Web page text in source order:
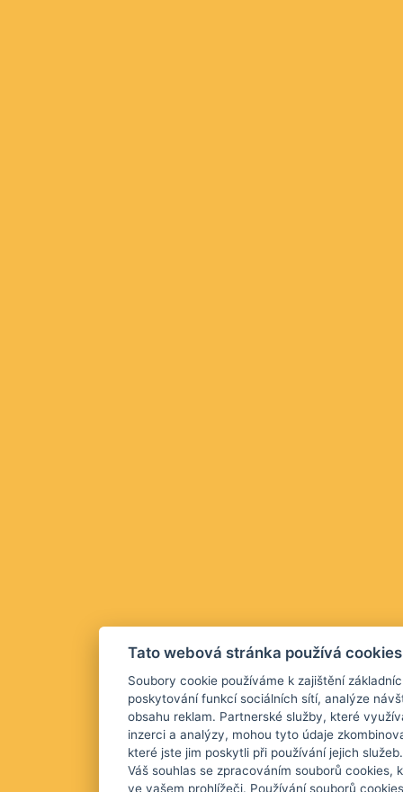
Tato webová stránka používá cookies
Soubory cookie používáme k zajištění
poskytování funkcí sociálních sítí, analýze
obsahu reklam. Partnerské služby, které
inzerci a analýzy, mohou tyto údaje
které jste jim poskytli při používání jejich
Váš souhlas se zpracováním souborů cookies,
ve vašem prohlížeči. Používání souborů